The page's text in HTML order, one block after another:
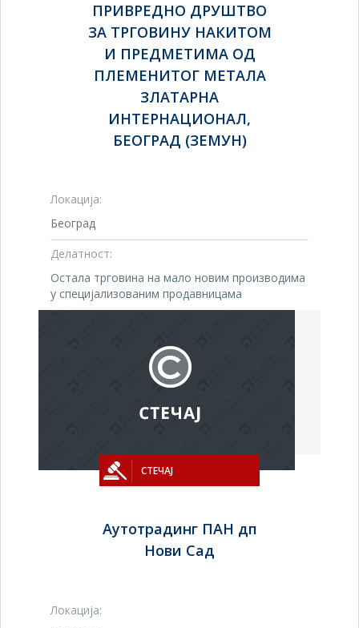
ПРИВРЕДНО ДРУШТВО
ЗА ТРГОВИНУ НАКИТОМ
И ПРЕДМЕТИМА ОД
ПЛЕМЕНИТОГ МЕТАЛА
ЗЛАТАРНА
ИНТЕРНАЦИОНАЛ,
БЕОГРАД (ЗЕМУН)
Локација:
Београд
Делатност:
Остала трговина на мало новим производима
у специјализованим продавницама
СТЕЧАЈ
Аутотрадинг ПАН дп
Нови Сад
Локација: